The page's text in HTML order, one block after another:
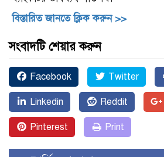
বিস্তারিত জানতে ক্লিক করুন >>
সংবাদটি শেয়ার করুন
Facebook Twitter
Linkedin Reddit
Pinterest Print